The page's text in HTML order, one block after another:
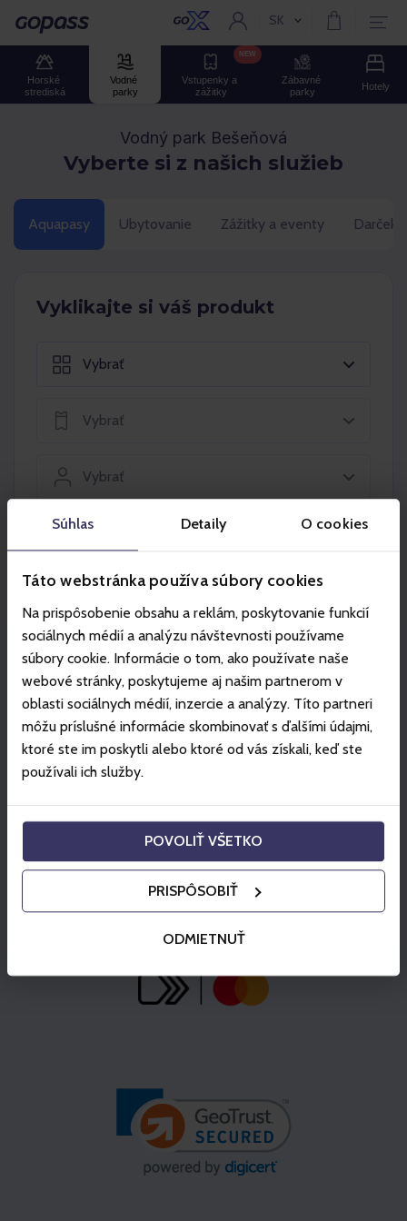
Súhlas Detaily O cookies
Táto webstránka používa súbory cookies
Na prispôsobenie obsahu a reklám, poskytovanie funkcií
sociálnych médií a analýzu návštevnosti používame
súbory cookie. Informácie o tom, ako používate naše
webové stránky, poskytujeme aj našim partnerom v
oblasti sociálnych médií, inzercie a analýzy. Títo partneri
môžu príslušné informácie skombinovať s ďalšími údajmi,
ktoré ste im poskytli alebo ktoré od vás získali, keď ste
používali ich služby.
POVOLIŤ VŠETKO
PRISPÔSOBIŤ
ODMIETNUŤ
Gopass Aktuální jazyk:
SK
Horské
strediská
Vodné
parky
Vstupenky a
zážitky
NEW
Zábavné
parky
Hotely
Vodný park Bešeňová
Vyberte si z našich služieb
Aquapasy Ubytovanie Zážitky a eventy
Vyklikajte si váš produkt
Vybrať
Vybrať
Vybrať
Partneri